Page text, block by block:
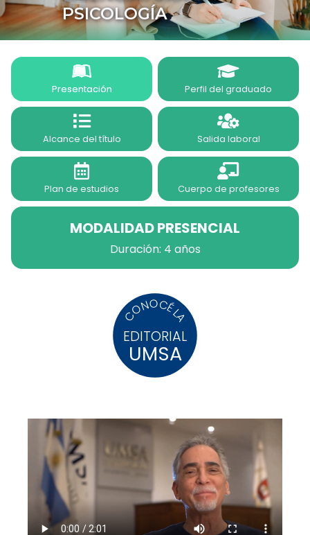
PSICOLOGÍA
Presentación Perfil del graduado
Alcance del título Salida laboral
Plan de estudios Cuerpo de profesores
MODALIDAD PRESENCIAL
Duración: 4 años
CONOCÉ LA
EDITORIAL
UMSA